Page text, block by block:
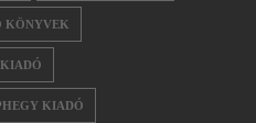
KÖNYVEK
KIADÓ